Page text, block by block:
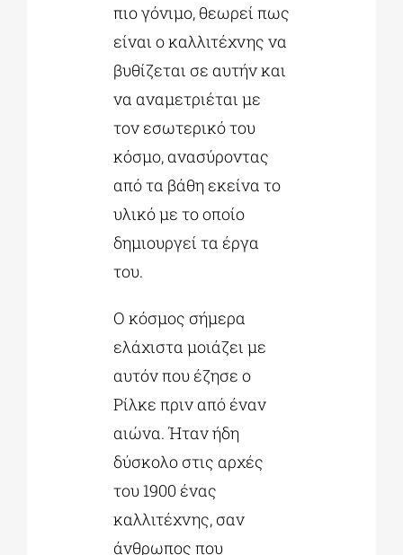
πιο γόνιμο, θεωρεί πως
είναι ο καλλιτέχνης να
βυθίζεται σε αυτήν και
να αναμετριέται με
τον εσωτερικό του
κόσμο, ανασύροντας
από τα βάθη εκείνα το
υλικό με το οποίο
δημιουργεί τα έργα
του.
Ο κόσμος σήμερα
ελάχιστα μοιάζει με
αυτόν που έζησε ο
Ρίλκε πριν από έναν
αιώνα. Ήταν ήδη
δύσκολο στις αρχές
του 1900 ένας
καλλιτέχνης, σαν
άνθρωπος που